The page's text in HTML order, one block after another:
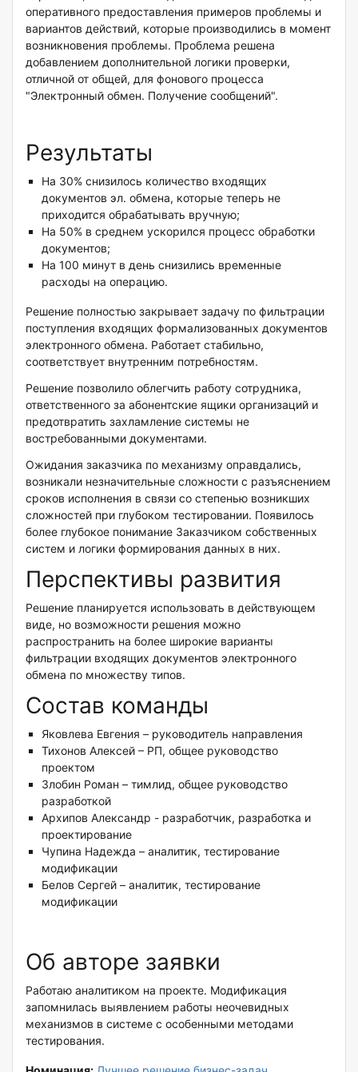
оперативного предоставления примеров проблемы и
вариантов действий, которые производились в момент
возникновения проблемы. Проблема решена
добавлением дополнительной логики проверки,
отличной от общей, для фонового процесса
"Электронный обмен. Получение сообщений".
Результаты
На 30% снизилось количество входящих
документов эл. обмена, которые теперь не
приходится обрабатывать вручную;
На 50% в среднем ускорился процесс обработки
документов;
На 100 минут в день снизились временные
расходы на операцию.
Решение полностью закрывает задачу по фильтрации
поступления входящих формализованных документов
электронного обмена. Работает стабильно,
соответствует внутренним потребностям.
Решение позволило облегчить работу сотрудника,
ответственного за абонентские ящики организаций и
предотвратить захламление системы не
востребованными документами.
Ожидания заказчика по механизму оправдались,
возникали незначительные сложности с разъяснением
сроков исполнения в связи со степенью возникших
сложностей при глубоком тестировании. Появилось
более глубокое понимание Заказчиком собственных
систем и логики формирования данных в них.
Перспективы развития
Решение планируется использовать в действующем
виде, но возможности решения можно
распространить на более широкие варианты
фильтрации входящих документов электронного
обмена по множеству типов.
Состав команды
Яковлева Евгения – руководитель направления
Тихонов Алексей – РП, общее руководство
проектом
Злобин Роман – тимлид, общее руководство
разработкой
Архипов Александр - разработчик, разработка и
проектирование
Чупина Надежда – аналитик, тестирование
модификации
Белов Сергей – аналитик, тестирование
модификации
Об авторе заявки
Работаю аналитиком на проекте. Модификация
запомнилась выявлением работы неочевидных
механизмов в системе с особенными методами
тестирования.